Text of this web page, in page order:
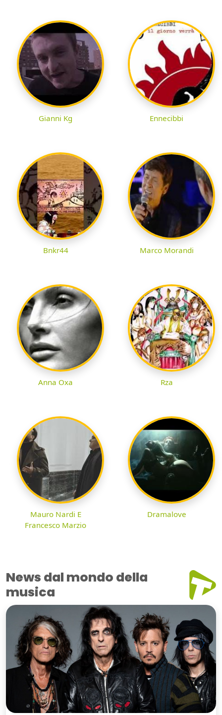
Gianni Kg Ennecibbi
Bnkr44 Marco Morandi
Anna Oxa Rza
Mauro Nardi E
Francesco Marzio
Dramalove
News dal mondo della
musica